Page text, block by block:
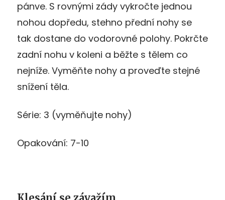
pánve. S rovnými zády vykročte jednou
nohou dopředu, stehno přední nohy se
tak dostane do vodorovné polohy. Pokrčte
zadní nohu v koleni a běžte s tělem co
nejníže. Vyměňte nohy a proveďte stejné
snížení těla.
Série: 3 (vyměňujte nohy)
Opakování: 7-10